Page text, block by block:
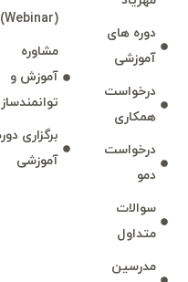
دوره های
آموزشی
درخواست
همكاری
درخواست
دمو
سوالات
متداول
مدرسين
(Webinar)
مشاوره
آموزش و
برگزاری
آموزشی